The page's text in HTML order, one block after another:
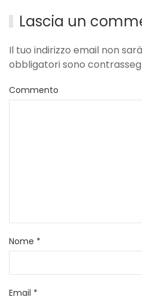
Lascia un
Il tuo indirizzo email non
obbligatori sono
Commento
Nome *
Email *